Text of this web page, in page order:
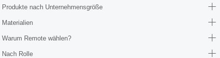
Produkte nach Unternehmensgröße
Materialien
Warum Remote wählen?
Nach Rolle